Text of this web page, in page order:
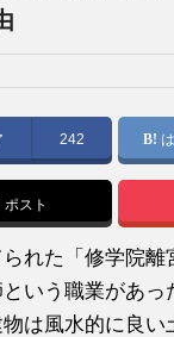
242
ポスト
れた「修学院離
いう職業があっ
は風水的に良い